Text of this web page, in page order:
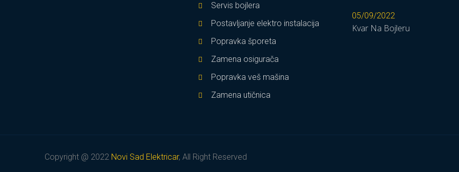
Servis bojlera
Postavljanje elektro instalacija
Popravka šporeta
Zamena osigurača
Popravka veš mašina
Zamena utičnica
05/09/2022
Kvar Na Bojleru
Copyright @ 2022 Novi Sad Elektricar, All Right Reserved